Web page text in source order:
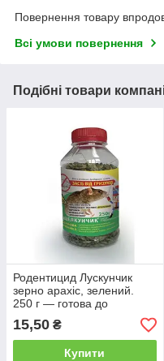
Повернення товару
Всі умови повернення
Подібні товари
Родентицид Лускунчик
зерно арахіс, зелений.
250 г — готова до
застосування приманка
для знищення щурів і
мишей
15,50 ₴
Купити